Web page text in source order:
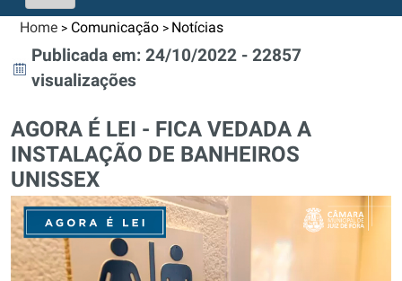
Home > Comunicação > Notícias
Publicada em: 24/10/2022 - 22857
visualizações
AGORA É LEI - FICA VEDADA A
INSTALAÇÃO DE BANHEIROS
UNISSEX